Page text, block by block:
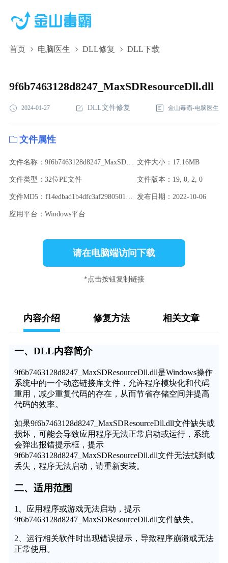
首页 电脑医生 DLL修复 DLL下载
9f6b7463128d8247_MaxSDResourceDll.dll
2024-01-27 DLL文件修复 金山毒霸-电脑医生
文件属性
文件名称：9f6b7463128d8247_MaxSDResourceDll.dll 文件大小：17.16MB
文件类型：32位PE文件 文件版本：19, 0, 2, 0
文件MD5：f14edbad1b4dfc3af2980501da714c43 发布日期：2022-10-06
应用平台：Windows平台
请在电脑端访问下载
*点击按钮复制链接
内容介绍 修复方法 相关文章
一、DLL内容简介
9f6b7463128d8247_MaxSDResourceDll.dll是Windows操作
系统中的一个动态链接库文件，允许程序模块化和代码
重用，减少重复代码的存在，从而节省存储空间并提高
代码的效率。
如果9f6b7463128d8247_MaxSDResourceDll.dll文件缺失或
损坏，可能会导致应用程序无法正常启动或运行，系统
会弹出报错提示框，提示
9f6b7463128d8247_MaxSDResourceDll.dll文件无法找到或
丢失，程序无法启动，请重新安装。
二、适用范围
1、应用程序或游戏无法启动，提示
9f6b7463128d8247_MaxSDResourceDll.dll文件缺失。
2、运行相关软件时出现错误提示，导致程序崩溃或无法
正常使用。